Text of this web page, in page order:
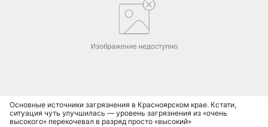
Основные источники загрязнения в Красноярском крае. Кстати,
ситуация чуть улучшилась — уровень загрязнения из «очень
высокого» перекочевал в разряд просто «высокий»